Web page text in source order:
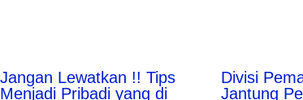
Jangan Lewatkan !! Tips
Menjadi Pribadi yang di
Divisi
Jantung